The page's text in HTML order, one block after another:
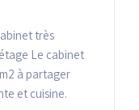
très
Le cabinet
à partager
et cuisine.